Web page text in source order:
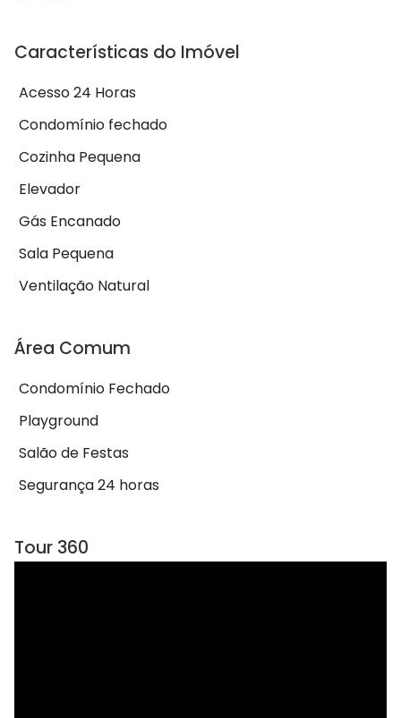
Características do Imóvel
Acesso 24 Horas
Condomínio fechado
Cozinha Pequena
Elevador
Gás Encanado
Sala Pequena
Ventilação Natural
Área Comum
Condomínio Fechado
Playground
Salão de Festas
Segurança 24 horas
Tour 360